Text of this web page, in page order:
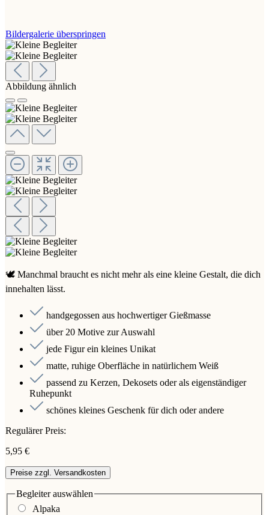
Bildergalerie überspringen
Abbildung ähnlich
🕊️ Manchmal braucht es nicht mehr als eine kleine Gestalt, die dich
innehalten lässt.
handgegossen aus hochwertiger Gießmasse
über 20 Motive zur Auswahl
jede Figur ein kleines Unikat
matte, ruhige Oberfläche in natürlichem Weiß
passend zu Kerzen, Dekosets oder als eigenständiger
Ruhepunkt
schönes kleines Geschenk für dich oder andere
Regulärer Preis:
5,95 €
Preise zzgl. Versandkosten
Begleiterauswählen
Alpaka